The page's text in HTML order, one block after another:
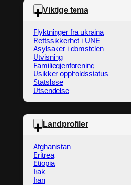
Viktige tema
Flyktninger fra ukraina
Rettssikkerhet i UNE
Asylsaker i domstolen
Utvisning
Familiegjenforening
Usikker oppholdsstatus
Statsløse
Utsendelse
Landprofiler
Afghanistan
Eritrea
Etiopia
Irak
Iran